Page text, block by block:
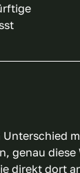
genau
direkt dort